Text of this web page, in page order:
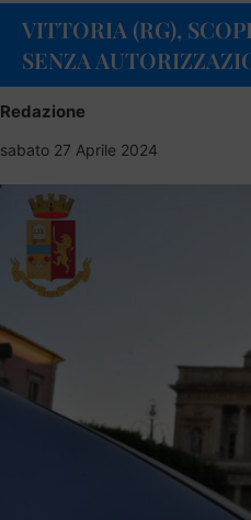
VITTORIA (RG),
SENZA
Redazione
sabato 27 Aprile 2024